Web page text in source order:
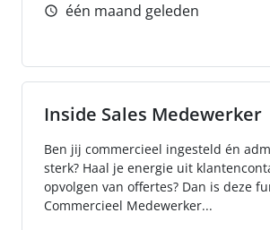
één maand geleden
Inside Sales Medewerker
Ben jij commercieel ingesteld én
sterk? Haal je energie uit
opvolgen van offertes? Dan is deze
Commercieel Medewerker...